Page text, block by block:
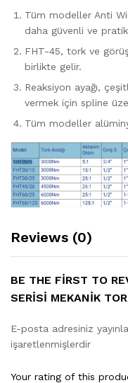
Tüm modeller Anti
daha güvenli ve
FHT-45, tork ve
birlikte gelir.
Reaksiyon ayağı,
vermek için spline
Tüm modeller
Reviews (0)
BE THE FIRST TO
SERISI MEKANIK
E-posta adresiniz
işaretlenmişlerdir
Your rating of this